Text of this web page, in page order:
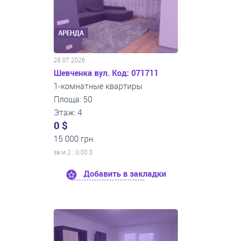
АРЕНДА
28.07.2026
Шевченка вул. Код: 071711
1-комнатные квартиры
Площа: 50
Этаж: 4
0 $
15 000 грн.
за м 2 : 0.00 $
Добавить в закладки